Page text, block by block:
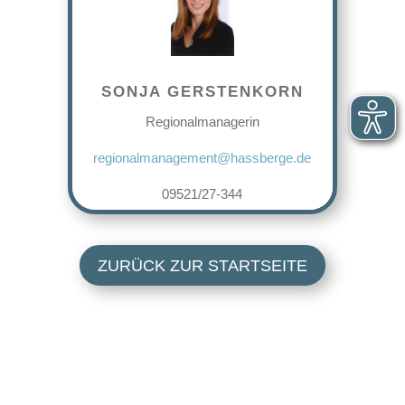
SONJA GERSTENKORN
Regionalmanagerin
regionalmanagement@hassberge.de
09521/27-344
ZURÜCK ZUR STARTSEITE